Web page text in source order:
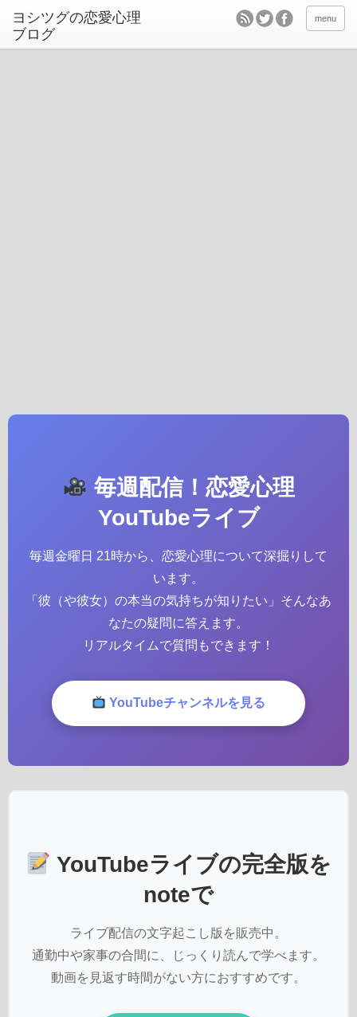
ヨシツグの恋愛心理
ブログ
menu
毎週配信！恋愛心理
YouTubeライブ
毎週金曜日 21時から、恋愛心理について深掘りして
います。
「彼（や彼女）の本当の気持ちが知りたい」そんなあ
なたの疑問に答えます。
リアルタイムで質問もできます！
YouTubeチャンネルを見る
YouTubeライブの完全版を
noteで
ライブ配信の文字起こし版を販売中。
通勤中や家事の合間に、じっくり読んで学べます。
動画を見返す時間がない方におすすめです。